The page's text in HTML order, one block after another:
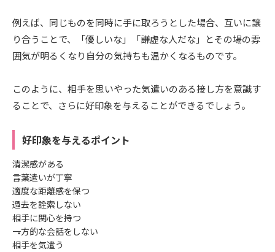
例えば、同じものを同時に手に取ろうとした場合、互いに譲
り合うことで、「優しいな」「謙虚な人だな」とその場の雰
囲気が明るくなり自分の気持ちも温かくなるものです。
このように、相手を思いやった気遣いのある接し方を意識す
ることで、さらに好印象を与えることができるでしょう。
好印象を与えるポイント
清潔感がある
言葉遣いが丁寧
適度な距離感を保つ
過去を詮索しない
相手に関心を持つ
一方的な会話をしない
相手を気遣う